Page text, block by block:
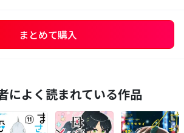
まとめて購入
によく読まれている作品